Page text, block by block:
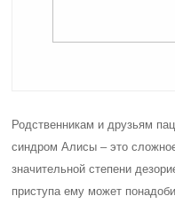
Родственникам и друзьям
синдром Алисы – это
значительной степени
приступа ему может